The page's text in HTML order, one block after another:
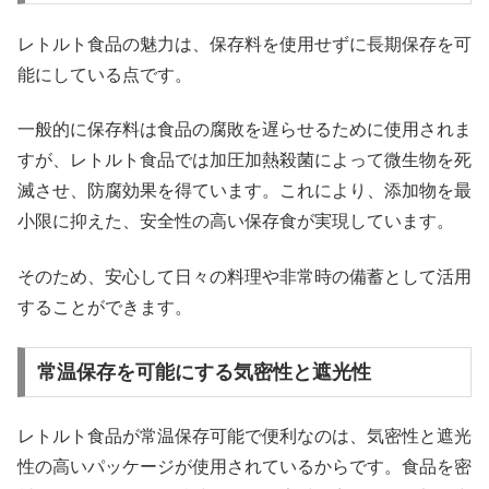
レトルト食品の魅力は、保存料を使用せずに長期保存を可
能にしている点です。
一般的に保存料は食品の腐敗を遅らせるために使用されま
すが、レトルト食品では加圧加熱殺菌によって微生物を死
滅させ、防腐効果を得ています。これにより、添加物を最
小限に抑えた、安全性の高い保存食が実現しています。
そのため、安心して日々の料理や非常時の備蓄として活用
することができます。
常温保存を可能にする気密性と遮光性
レトルト食品が常温保存可能で便利なのは、気密性と遮光
性の高いパッケージが使用されているからです。食品を密